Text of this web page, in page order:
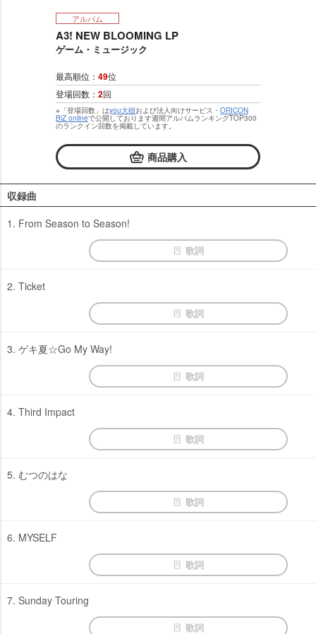
アルバム
A3! NEW BLOOMING LP
ゲーム・ミュージック
最高順位： 49位
登場回数： 2回
※「登場回数」はyou大樹および法人向けサービス・ ORICON
BiZ onlineで公開しております週間アルバムランキングTOP300
のランクイン回数を掲載しています。
商品購入
収録曲
1. From Season to Season!
歌詞
2. Ticket
歌詞
3. ゲキ夏☆Go My Way!
歌詞
4. Third Impact
歌詞
5. むつのはな
歌詞
6. MYSELF
歌詞
7. Sunday Touring
歌詞